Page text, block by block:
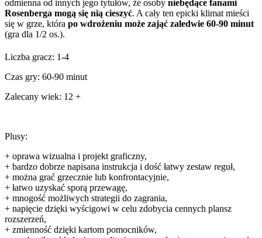
odmienna od innych jego tytułów, że osoby niebędące fanami
Rosenberga mogą się nią cieszyć. A cały ten epicki klimat mieści
się w grze, która po wdrożeniu może zająć zaledwie 60-90 minut
(gra dla 1/2 os.).
Liczba gracz: 1-4
Czas gry: 60-90 minut
Zalecany wiek: 12 +
Plusy:
+ oprawa wizualna i projekt graficzny,
+ bardzo dobrze napisana instrukcja i dość łatwy zestaw reguł,
+ można grać grzecznie lub konfrontacyjnie,
+ łatwo uzyskać sporą przewagę,
+ mnogość możliwych strategii do zagrania,
+ napięcie dzięki wyścigowi w celu zdobycia cennych plansz
rozszerzeń,
+ zmienność dzięki kartom pomocników,